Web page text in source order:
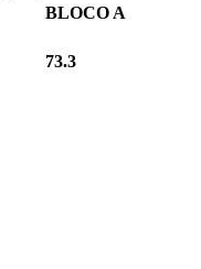
BLOCO A
73.3